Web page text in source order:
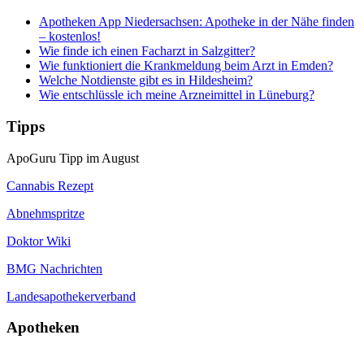
Apotheken App Niedersachsen: Apotheke in der Nähe finden
– kostenlos!
Wie finde ich einen Facharzt in Salzgitter?
Wie funktioniert die Krankmeldung beim Arzt in Emden?
Welche Notdienste gibt es in Hildesheim?
Wie entschlüssle ich meine Arzneimittel in Lüneburg?
Tipps
ApoGuru Tipp im August
Cannabis Rezept
Abnehmspritze
Doktor Wiki
BMG Nachrichten
Landesapothekerverband
Apotheken